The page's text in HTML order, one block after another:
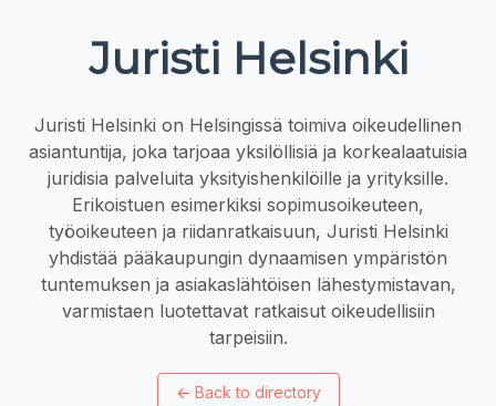
Juristi Helsinki
Juristi Helsinki on Helsingissä toimiva oikeudellinen
asiantuntija, joka tarjoaa yksilöllisiä ja korkealaatuisia
juridisia palveluita yksityishenkilöille ja yrityksille.
Erikoistuen esimerkiksi sopimusoikeuteen,
työoikeuteen ja riidanratkaisuun, Juristi Helsinki
yhdistää pääkaupungin dynaamisen ympäristön
tuntemuksen ja asiakaslähtöisen lähestymistavan,
varmistaen luotettavat ratkaisut oikeudellisiin
tarpeisiin.
← Back to directory